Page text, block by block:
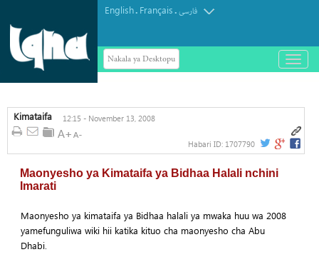
English. Français.فارسی
Nakala ya Desktopu
باز
و
Kimataifa 12:15 - November 13, 2008
Habari ID: 1707790
Maonyesho ya Kimataifa ya Bidhaa Halali nchini
Imarati
Maonyesho ya kimataifa ya Bidhaa halali ya mwaka huu wa 2008
yamefunguliwa wiki hii katika kituo cha maonyesho cha Abu
Dhabi.